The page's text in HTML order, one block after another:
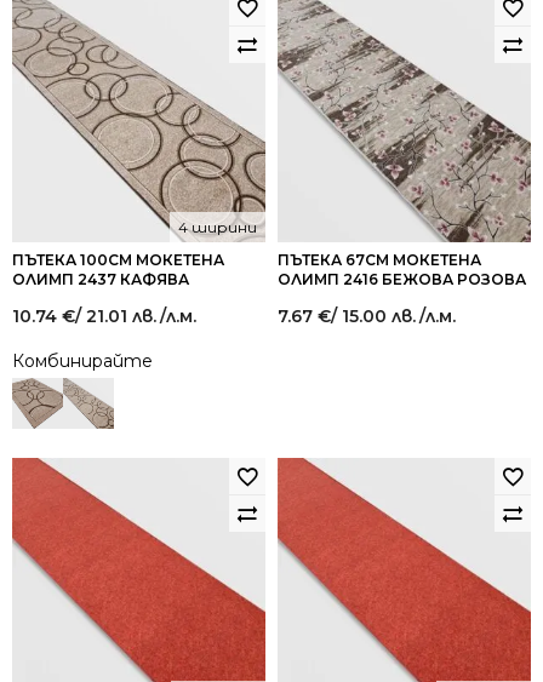
ПЪТЕКА 100СМ МОКЕТЕНА
ОЛИМП 2437 КАФЯВА
4 ширини
10.74 €/ 21.01 лв./л.м.
Комбинирайте
ПЪТЕКА 67СМ МОКЕТЕНА
ОЛИМП 2416 БЕЖОВА РОЗОВА
7.67 €/ 15.00 лв./л.м.